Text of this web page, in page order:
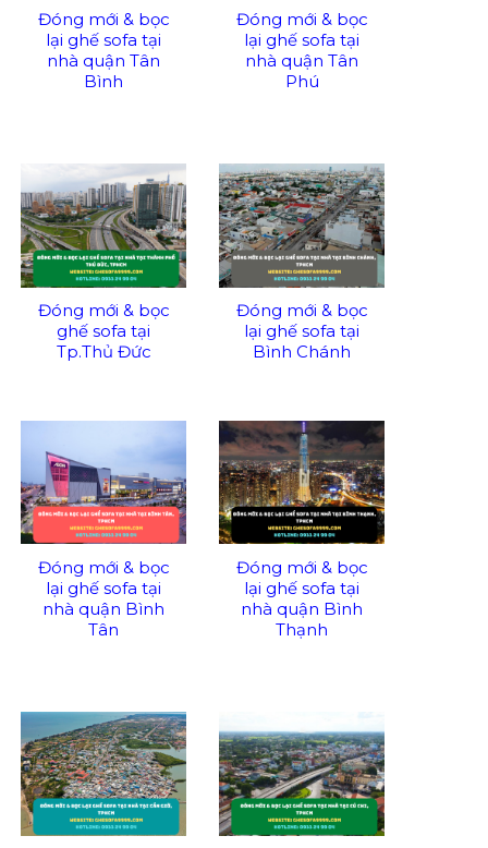
Đóng mới & bọc
lại ghế sofa tại
nhà quận Tân
Bình
Đóng mới & bọc
lại ghế sofa tại
nhà quận Tân
Phú
Đóng mới & bọc
ghế sofa tại
Tp.Thủ Đức
Đóng mới & bọc
lại ghế sofa tại
Bình Chánh
Đóng mới & bọc
lại ghế sofa tại
nhà quận Bình
Tân
Đóng mới & bọc
lại ghế sofa tại
nhà quận Bình
Thạnh